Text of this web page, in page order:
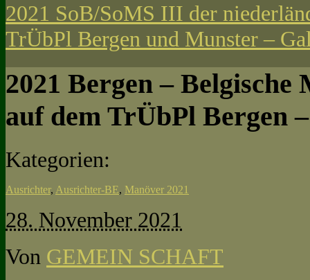
2021 SoB/SoMS III der
TrÜbPl Bergen und Munster –
2021 Bergen –
auf dem TrÜbPl Bergen
Kategorien:
Ausrichter, Ausrichter-BE, Manöver 2021
28. November 2021
Von GEMEIN SCHAFT